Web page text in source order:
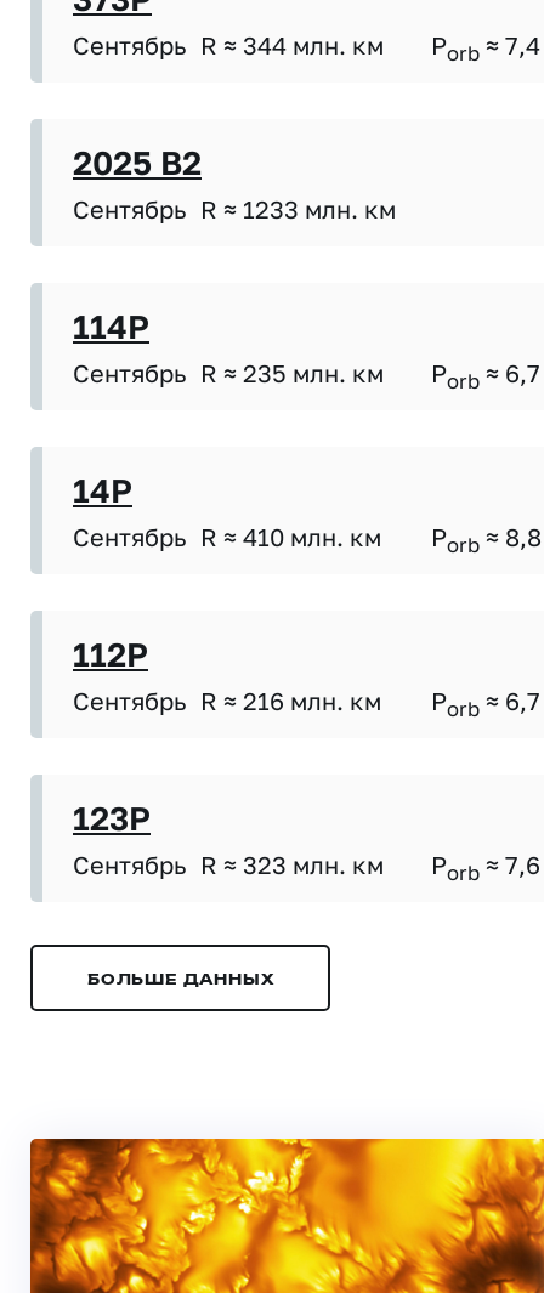
Сентябрь R ≈ 344 млн. км Porb ≈ 7,4
2025 B2
Сентябрь R ≈ 1233 млн. км
114P
Сентябрь R ≈ 235 млн. км Porb ≈ 6,7
14P
Сентябрь R ≈ 410 млн. км Porb ≈ 8,8
112P
Сентябрь R ≈ 216 млн. км Porb ≈ 6,7
123P
Сентябрь R ≈ 323 млн. км Porb ≈ 7,6
БОЛЬШЕ ДАННЫХ